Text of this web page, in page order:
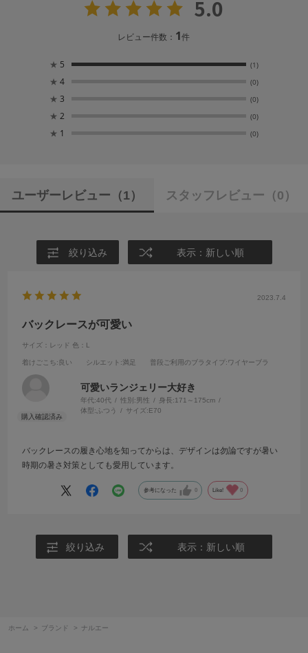
5.0
レビュー件数： 1件
★ 5 (1)
★ 4 (0)
★ 3 (0)
★ 2 (0)
★ 1 (0)
ユーザーレビュー （1） スタッフレビュー （0）
絞り込み 表示：新しい順
2023.7.4
バックレースが可愛い
サイズ：レッド 色：L
着けごこち:良い シルエット :満足 普段ご利用のブラタイプ :ワイヤーブラ
可愛いランジェリー大好き
年代:40代 性別:男性 身長:171～175cm
体型: ふつう サイズ:E70
バックレースの履き心地を知ってからは、デザインは勿論ですが暑い
時期の暑さ対策としても愛用しています。
参考になった 0 Like! 0
絞り込み 表示：新しい順
ホーム > ブランド > ナルエー